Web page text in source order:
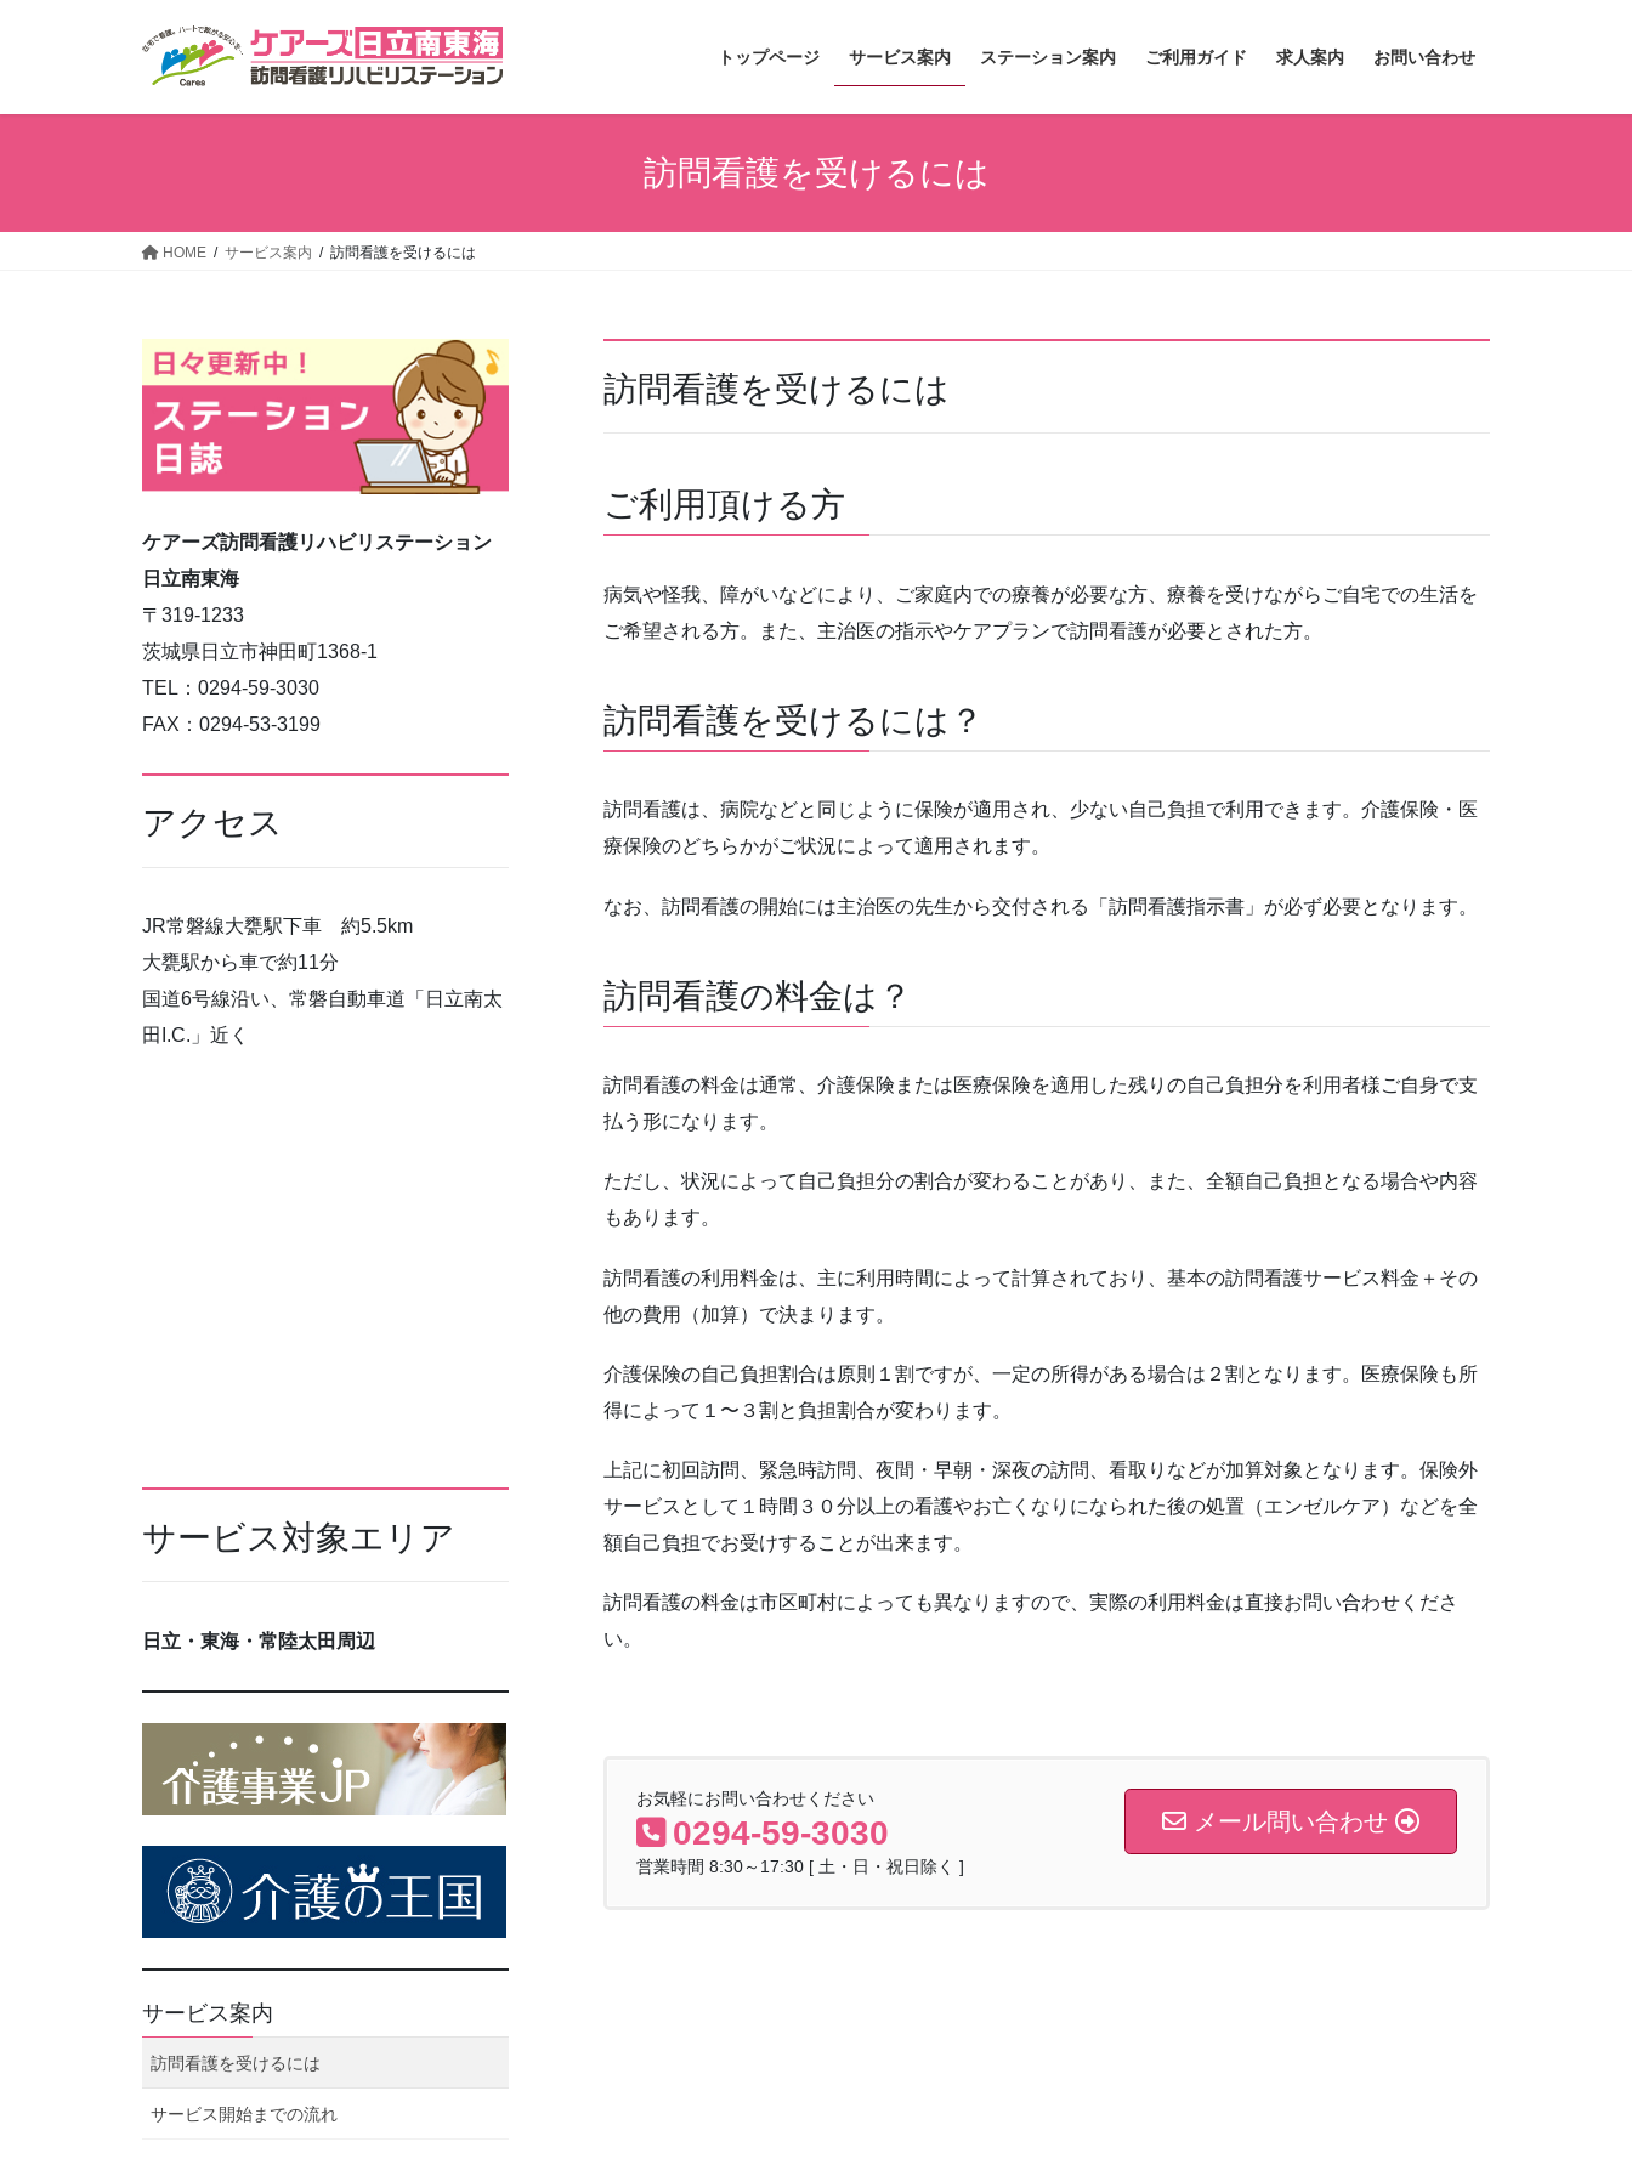
トップページ サービス案内 ステーション案内 ご利用ガイド 求人案内 お問い合わせ
訪問看護を受けるには
HOME サービス案内 訪問看護を受けるには
訪問看護を受けるには
ご利用頂ける方
病気や怪我、障がいなどにより、ご家庭内での療養が必要な方、療養を受けながらご自宅での生活を
ご希望される方。また、主治医の指示やケアプランで訪問看護が必要とされた方。
訪問看護を受けるには？
訪問看護は、病院などと同じように保険が適用され、少ない自己負担で利用できます。介護保険・医
療保険のどちらかがご状況によって適用されます。
なお、訪問看護の開始には主治医の先生から交付される「訪問看護指示書」が必ず必要となります。
訪問看護の料金は？
訪問看護の料金は通常、介護保険または医療保険を適用した残りの自己負担分を利用者様ご自身で支
払う形になります。
ただし、状況によって自己負担分の割合が変わることがあり、また、全額自己負担となる場合や内容
もあります。
訪問看護の利用料金は、主に利用時間によって計算されており、基本の訪問看護サービス料金＋その
他の費用（加算）で決まります。
介護保険の自己負担割合は原則１割ですが、一定の所得がある場合は２割となります。医療保険も所
得によって１〜３割と負担割合が変わります。
上記に初回訪問、緊急時訪問、夜間・早朝・深夜の訪問、看取りなどが加算対象となります。保険外
サービスとして１時間３０分以上の看護やお亡くなりになられた後の処置（エンゼルケア）などを全
額自己負担でお受けすることが出来ます。
訪問看護の料金は市区町村によっても異なりますので、実際の利用料金は直接お問い合わせくださ
い。
お気軽にお問い合わせください
0294-59-3030
営業時間 8:30～17:30 [ 土・日・祝日除く ]
メール問い合わせ
ケアーズ訪問看護リハビリステーション
日立南東海
〒319-1233
茨城県日立市神田町1368-1
TEL：0294-59-3030
FAX：0294-53-3199
アクセス
JR常磐線大甕駅下車 約5.5km
大甕駅から車で約11分
国道6号線沿い、常磐自動車道「日立南太
田I.C.」近く
サービス対象エリア
日立・東海・常陸太田周辺
サービス案内
訪問看護を受けるには
サービス開始までの流れ